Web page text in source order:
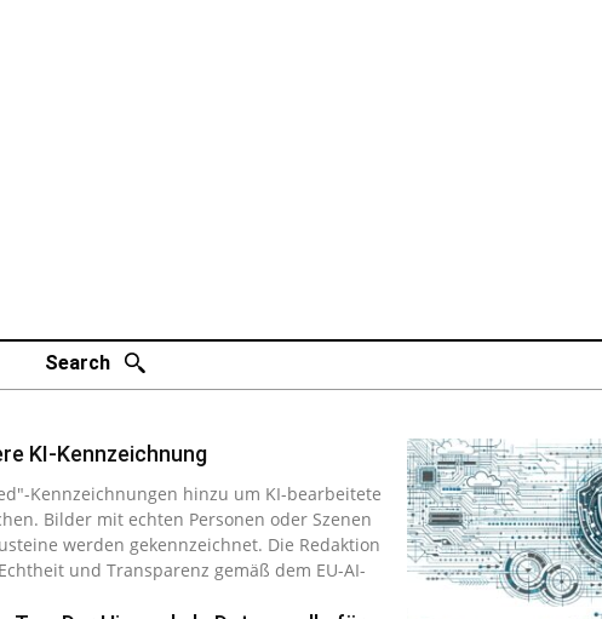
Search
KI-Kennzeichnung
Kenn­zeich­nun­gen hinzu um KI-be­a­r­bei­te­te
Bilder mit echten Per­so­nen oder Szenen
werden ge­kenn­zeich­net. Die Re­dak­ti­on
und Trans­pa­renz gemäß dem EU-AI-